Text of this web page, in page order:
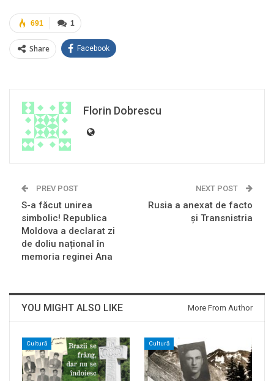
1
691
Share Facebook
Florin Dobrescu
PREV POST
S-a făcut unirea
simbolic! Republica
Moldova a declarat zi
de doliu național în
memoria reginei Ana
NEXT POST
Rusia a anexat de facto
și Transnistria
YOU MIGHT ALSO LIKE More From Author
Cultură Cultură